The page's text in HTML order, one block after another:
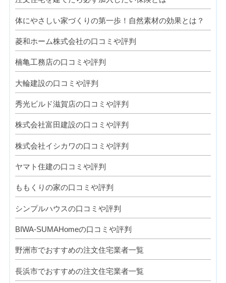
体にやさしい家づくりの第一歩！自然素材の効果とは？
菱和ホーム株式会社の口コミや評判
楠亀工務店の口コミや評判
大輪建設の口コミや評判
秀光ビルド滋賀店の口コミや評判
株式会社富田建設の口コミや評判
株式会社イシカワの口コミや評判
ヤマト住建の口コミや評判
ももくりの家の口コミや評判
シンプルハウスの口コミや評判
BIWA-SUMAHomeの口コミや評判
野洲市でおすすめの注文住宅業者一覧
長浜市でおすすめの注文住宅業者一覧